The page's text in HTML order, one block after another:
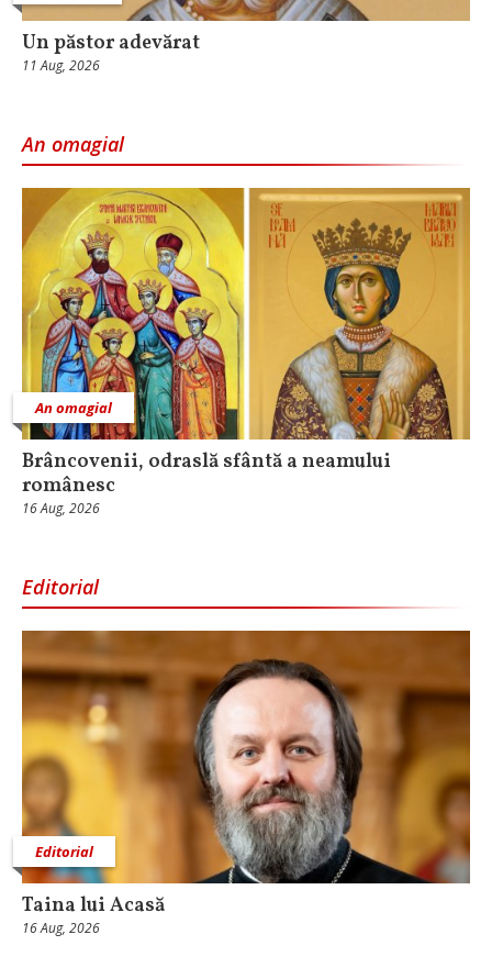
Un păstor adevărat
11 Aug, 2026
An omagial
An omagial
Brâncovenii, odraslă sfântă a neamului
românesc
16 Aug, 2026
Editorial
Editorial
Taina lui Acasă
16 Aug, 2026